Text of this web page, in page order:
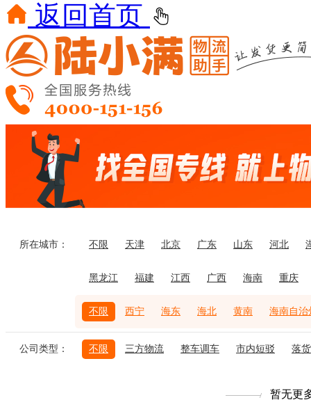
返回首页
所在城市： 不限 天津 北京 广东 山东 河北
黑龙江 福建 江西 广西 海南 重庆
不限 西宁 海东 海北 黄南 海南自治
公司类型： 不限 三方物流 整车调车 市内短驳 落
暂无更